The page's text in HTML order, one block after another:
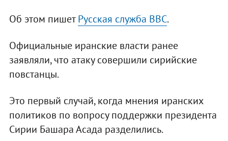
Об этом пишетРусская служба ВВС.
Официальные иранские власти ранее
заявляли, что атаку совершили сирийские
повстанцы.
Это первый случай, когда мнения иранских
политиков по вопросу поддержки президента
Сирии Башара Асада разделились.